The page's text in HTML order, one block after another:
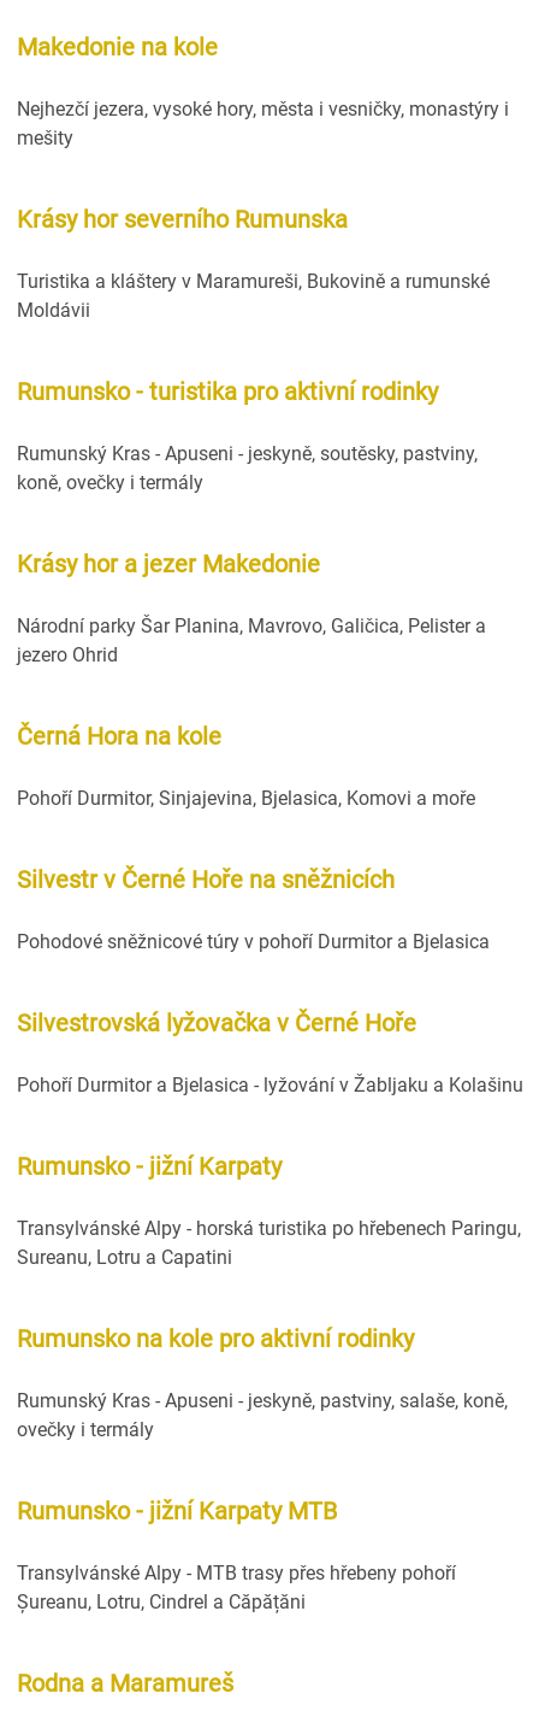
Makedonie na kole
Nejhezčí jezera, vysoké hory, města i vesničky, monastýry i
mešity
Krásy hor severního Rumunska
Turistika a kláštery v Maramureši, Bukovině a rumunské
Moldávii
Rumunsko - turistika pro aktivní rodinky
Rumunský Kras - Apuseni - jeskyně, soutěsky, pastviny,
koně, ovečky i termály
Krásy hor a jezer Makedonie
Národní parky Šar Planina, Mavrovo, Galičica, Pelister a
jezero Ohrid
Černá Hora na kole
Pohoří Durmitor, Sinjajevina, Bjelasica, Komovi a moře
Silvestr v Černé Hoře na sněžnicích
Pohodové sněžnicové túry v pohoří Durmitor a Bjelasica
Silvestrovská lyžovačka v Černé Hoře
Pohoří Durmitor a Bjelasica - lyžování v Žabljaku a Kolašinu
Rumunsko - jižní Karpaty
Transylvánské Alpy - horská turistika po hřebenech Paringu,
Sureanu, Lotru a Capatini
Rumunsko na kole pro aktivní rodinky
Rumunský Kras - Apuseni - jeskyně, pastviny, salaše, koně,
ovečky i termály
Rumunsko - jižní Karpaty MTB
Transylvánské Alpy - MTB trasy přes hřebeny pohoří
Șureanu, Lotru, Cindrel a Căpățăni
Rodna a Maramureš